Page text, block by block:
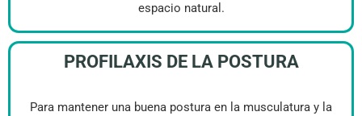
espacio natural.
PROFILAXIS DE LA POSTURA
Para mantener una buena postura en la musculatura y la